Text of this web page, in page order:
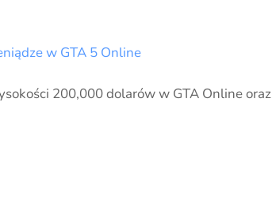
w GTA 5 Online
200,000 dolarów w GTA Online oraz